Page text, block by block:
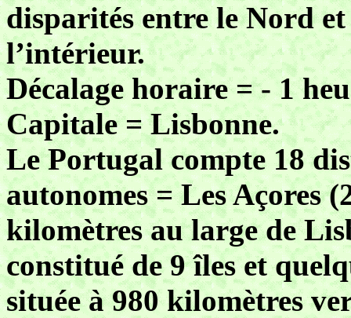
disparités entre le Nord
l’intérieur.
Décalage horaire = - 1
Capitale = Lisbonne.
Le Portugal compte 18
autonomes = Les Açores
kilomètres au large de
constitué de 9 îles et
située à 980 kilomètres